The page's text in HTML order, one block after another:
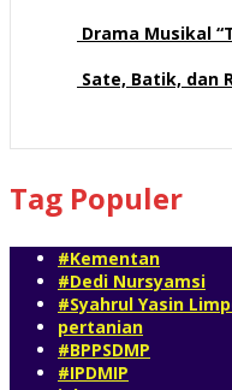
Drama Musikal
Sate, Batik, dan
Tag Populer
#Kementan
#Dedi Nursyamsi
#Syahrul Yasin
pertanian
#BPPSDMP
#IPDMIP